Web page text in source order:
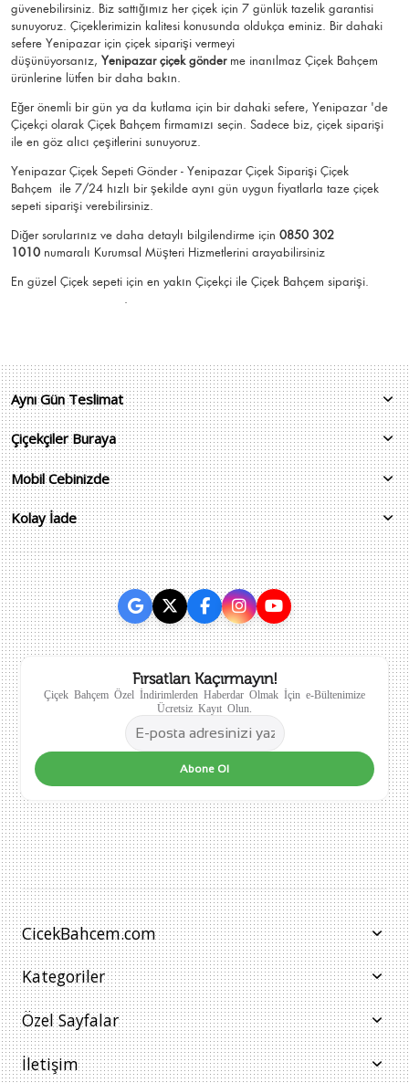
güvenebilirsiniz. Biz sattığımız her çiçek için 7 günlük tazelik garantisi
sunuyoruz. Çiçeklerimizin kalitesi konusunda oldukça eminiz. Bir dahaki
sefere Yenipazar için çiçek siparişi vermeyi
düşünüyorsanız, Yenipazar çiçek gönderme inanılmaz Çiçek Bahçem
ürünlerine lütfen bir daha bakın.
Eğer önemli bir gün ya da kutlama için bir dahaki sefere, Yenipazar 'de
Çiçekçi olarak Çiçek Bahçem firmamızı seçin. Sadece biz, çiçek siparişi
ile en göz alıcı çeşitlerini sunuyoruz.
Yenipazar Çiçek Sepeti Gönder - Yenipazar Çiçek Siparişi Çiçek
Bahçem ile 7/24 hızlı bir şekilde aynı gün uygun fiyatlarla taze çiçek
sepeti siparişi verebilirsiniz.
Diğer sorularınız ve daha detaylı bilgilendirme için 0850 302
1010 numaralı Kurumsal Müşteri Hizmetlerini arayabilirsiniz
En güzel Çiçek sepeti için en yakın Çiçekçi ile Çiçek Bahçem siparişi.
.
Aynı Gün Teslimat
Çiçekçiler Buraya
Mobil Cebinizde
Kolay İade
Fırsatları Kaçırmayın!
Çiçek Bahçem Özel İndirimlerden Haberdar Olmak İçin e-Bültenimize
Ücretsiz Kayıt Olun.
Abone Ol
CicekBahcem.com
Kategoriler
Özel Sayfalar
İletişim